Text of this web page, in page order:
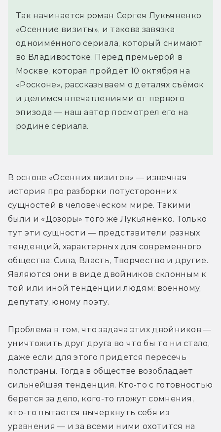
Так начинается роман Сергея Лукьяненко
«Осенние визиты», и такова завязка
одноимённого сериала, который снимают
во Владивостоке. Перед премьерой в
Москве, которая пройдёт 10 октября на
«Росконе», рассказываем о деталях съёмок
и делимся впечатлениями от первого
эпизода — наш автор посмотрел его на
родине сериала.
В основе «Осенних визитов» — извечная
история про разборки потусторонних
сущностей в человеческом мире. Такими
были и «Дозоры» того же Лукьяненко. Только
тут эти сущности — представители разных
тенденций, характерных для современного
общества: Сила, Власть, Творчество и другие.
Являются они в виде двойников склонным к
той или иной тенденции людям: военному,
депутату, юному поэту.
Проблема в том, что задача этих двойников —
уничтожить друг друга во что бы то ни стало,
даже если для этого придется пересечь
полстраны. Тогда в обществе возобладает
сильнейшая тенденция. Кто-то с готовностью
берется за дело, кого-то гложут сомнения,
кто-то пытается вычеркнуть себя из
уравнения — и за всеми ними охотится на